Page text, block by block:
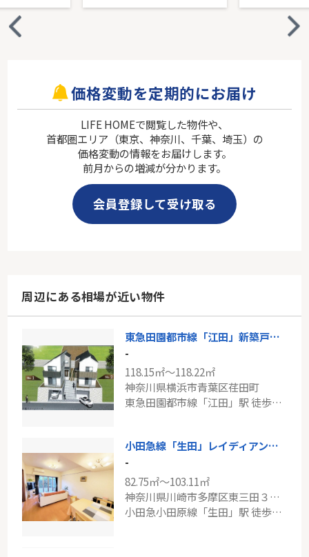
価格変動を定期的にお届け
LIFE HOMEで閲覧した物件や、
首都圏エリア（東京、神奈川、千葉、埼玉）の
価格変動の情報をお届けします。
前月からの増減が分かります。
会員登録して受け取る
周辺にある相場が近い物件
東急田園都市線「江田」新築戸建て
-
118.15㎡～118.22㎡
神奈川県横浜市青葉区荏田町
東急田園都市線「江田」駅 徒歩8分
小田急線「生田」レイディアントシティ向ヶ丘遊園フランス街区
-
82.75㎡～103.11㎡
神奈川県川崎市多摩区東三田３丁目
小田急小田原線「生田」駅 徒歩20分